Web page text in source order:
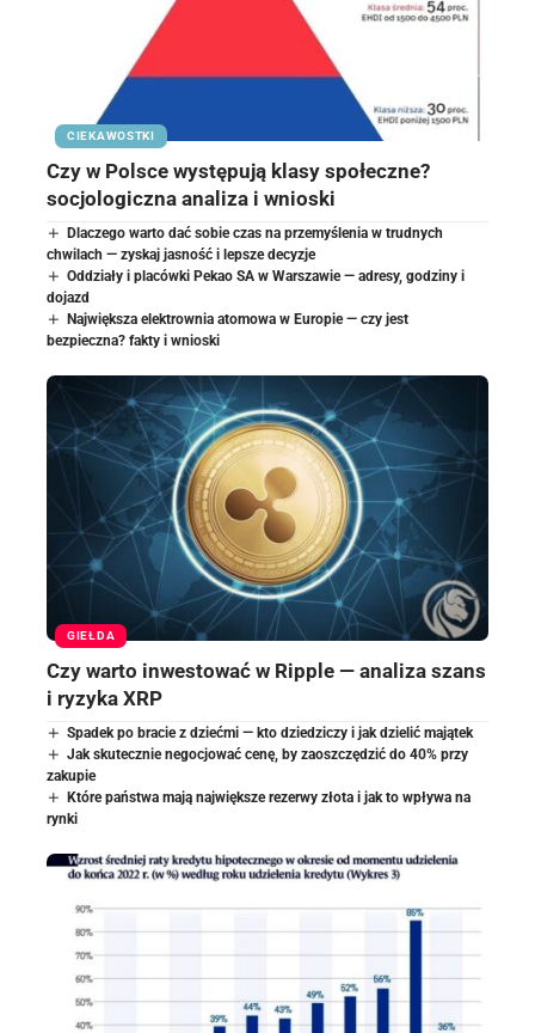
CIEKAWOSTKI
Czy w Polsce występują klasy społeczne?
socjologiczna analiza i wnioski
Dlaczego warto dać sobie czas na przemyślenia w trudnych
chwilach — zyskaj jasność i lepsze decyzje
Oddziały i placówki Pekao SA w Warszawie — adresy, godziny i
dojazd
Największa elektrownia atomowa w Europie — czy jest
bezpieczna? fakty i wnioski
GIEŁDA
Czy warto inwestować w Ripple — analiza szans
i ryzyka XRP
Spadek po bracie z dziećmi — kto dziedziczy i jak dzielić majątek
Jak skutecznie negocjować cenę, by zaoszczędzić do 40% przy
zakupie
Które państwa mają największe rezerwy złota i jak to wpływa na
rynki